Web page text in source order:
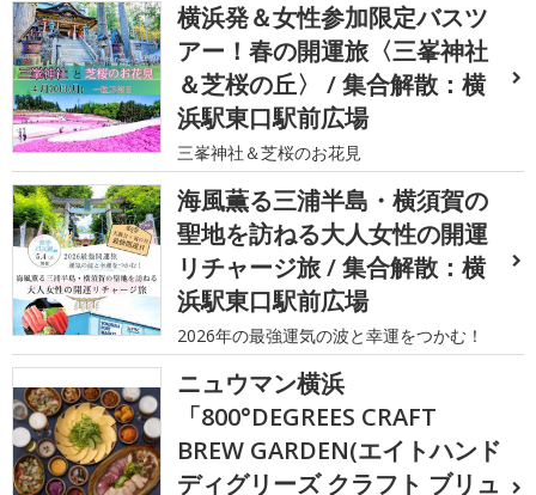
横浜発＆女性参加限定バスツ
アー！春の開運旅〈三峯神社
＆芝桜の丘〉 / 集合解散：横
浜駅東口駅前広場
三峯神社＆芝桜のお花見
海風薫る三浦半島・横須賀の
聖地を訪ねる大人女性の開運
リチャージ旅 / 集合解散：横
浜駅東口駅前広場
2026年の最強運気の波と幸運をつかむ！
ニュウマン横浜
「800°DEGREES CRAFT
BREW GARDEN(エイトハンド
ディグリーズ クラフト ブリュ